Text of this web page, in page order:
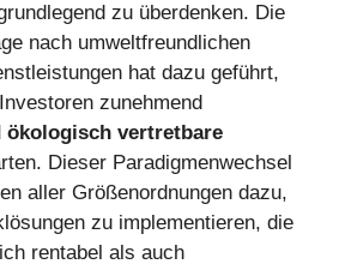
zu überdenken. Die
nach umweltfreundlichen
hat dazu geführt,
zunehmend
ökologisch vertretbare
Dieser Paradigmenwechsel
aller Größenordnungen dazu,
zu implementieren, die
rentabel als auch